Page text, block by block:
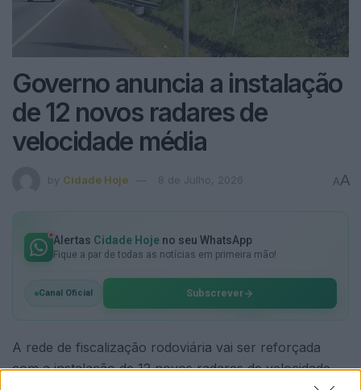
Governo anuncia a instalação
de 12 novos radares de
velocidade média
by Cidade Hoje 8 de Julho, 2026 AA
Alertas Cidade Hoje no seu WhatsApp
Fique a par de todas as notícias em primeira mão!
Canal Oficial Subscrever
A rede de fiscalização rodoviária vai ser reforçada
com a instalação de 12 novos radares de velocidade